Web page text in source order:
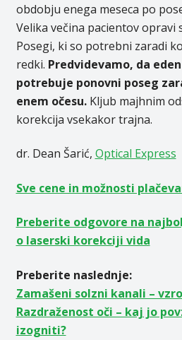
obdobju enega meseca po
Velika večina pacientov opravi
Posegi, ki so potrebni zaradi
redki. Predvidevamo, da
potrebuje ponovni poseg
enem očesu.Kljub majhnim
korekcija vsekakor trajna.
dr. Dean Šarić, Optical Express
Sve cene in možnosti
Preberite odgovore na
o laserski korekciji vida
Preberite naslednje:
Zamašeni solzni kanali –
Razdraženost oči – kaj jo
izogniti?